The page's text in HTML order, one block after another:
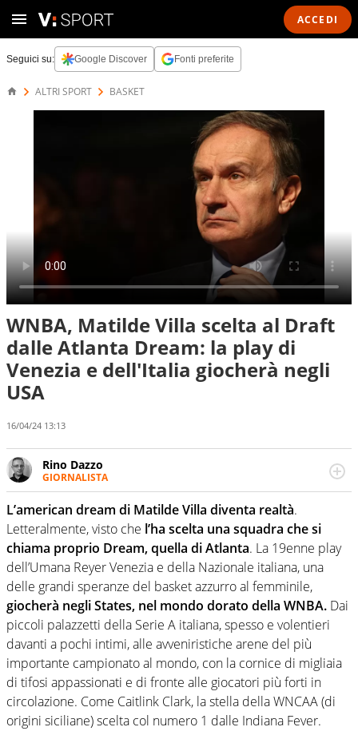
ACCEDI
Seguici su: Google Discover Fonti preferite
ALTRI SPORT BASKET
WNBA, Matilde Villa scelta al Draft
dalle Atlanta Dream: la play di
Venezia e dell'Italia giocherà negli
USA
16/04/24 13:13
Rino Dazzo
GIORNALISTA
Se mai ci fosse modo di traslare il glossario del calcio in
una nicchia di esperti, lui ne farebbe parte. Non si perde
una svista arbitrale né gli umori social del mondo delle
curve
L’american dream di Matilde Villa diventa realtà.
Letteralmente, visto che l’ha scelta una squadra che si
chiama proprio Dream, quella di Atlanta. La 19enne play
dell’Umana Reyer Venezia e della Nazionale italiana, una
delle grandi speranze del basket azzurro al femminile,
giocherà negli States, nel mondo dorato della WNBA. Dai
piccoli palazzetti della Serie A italiana, spesso e volentieri
davanti a pochi intimi, alle avveniristiche arene del più
importante campionato al mondo, con la cornice di migliaia
di tifosi appassionati e di fronte alle giocatori più forti in
circolazione. Come Caitlink Clark, la stella della WNCAA (di
origini siciliane) scelta col numero 1 dalle Indiana Fever.